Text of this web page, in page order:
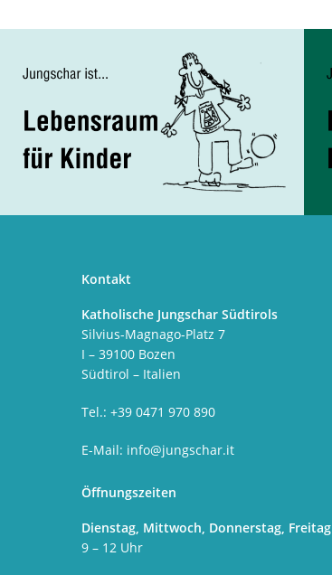
Kontakt
Katholische Jungschar Südtirols
Silvius-Magnago-Platz 7
I – 39100 Bozen
Südtirol – Italien
Tel.: +39 0471 970 890
E-Mail: info@jungschar.it
Öffnungszeiten
Dienstag, Mittwoch, Donnerstag, Freitag
9 – 12 Uhr